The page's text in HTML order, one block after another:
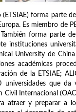
forma parte
Es miembro de
forma parte
instituciones
University de
académicas
de la ETSIAE;
que da
Internacional
atraer y preparar a